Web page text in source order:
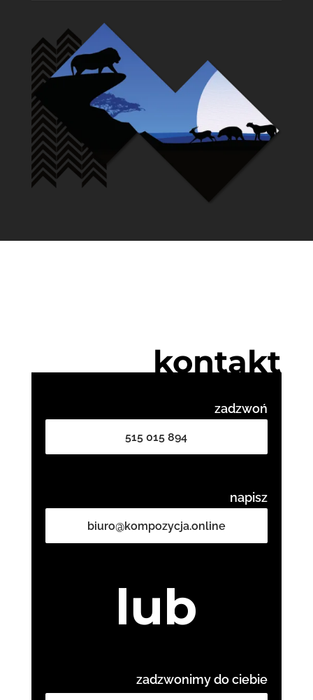
kontakt
zadzwoń
515 015 894
napisz
biuro@kompozycja.online
lub
zadzwonimy do ciebie